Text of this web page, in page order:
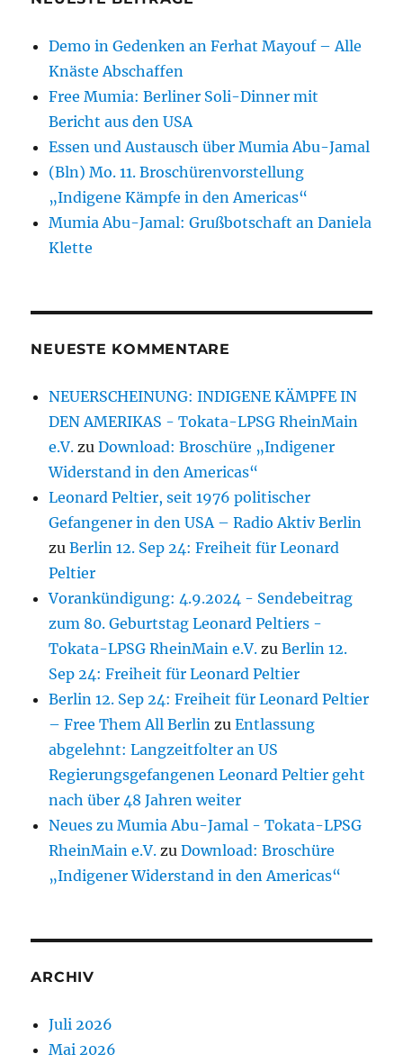
Demo in Gedenken an Ferhat Mayouf – Alle
Knäste Abschaffen
Free Mumia: Berliner Soli-Dinner mit
Bericht aus den USA
Essen und Austausch über Mumia Abu-Jamal
(Bln) Mo. 11. Broschürenvorstellung
„Indigene Kämpfe in den Americas“
Mumia Abu-Jamal: Grußbotschaft an Daniela
Klette
NEUESTE KOMMENTARE
NEUERSCHEINUNG: INDIGENE KÄMPFE IN
DEN AMERIKAS - Tokata-LPSG RheinMain
e.V. zuDownload: Broschüre „Indigener
Widerstand in den Americas“
Leonard Peltier, seit 1976 politischer
Gefangener in den USA – Radio Aktiv Berlin
zuBerlin 12. Sep 24: Freiheit für Leonard
Peltier
Vorankündigung: 4.9.2024 - Sendebeitrag
zum 80. Geburtstag Leonard Peltiers -
Tokata-LPSG RheinMain e.V. zuBerlin 12.
Sep 24: Freiheit für Leonard Peltier
Berlin 12. Sep 24: Freiheit für Leonard Peltier
– Free Them All Berlin zuEntlassung
abgelehnt: Langzeitfolter an US
Regierungsgefangenen Leonard Peltier geht
nach über 48 Jahren weiter
Neues zu Mumia Abu-Jamal - Tokata-LPSG
RheinMain e.V. zuDownload: Broschüre
„Indigener Widerstand in den Americas“
ARCHIV
Juli 2026
Mai 2026